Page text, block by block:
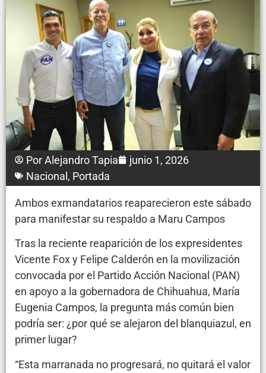
PorAlejandro Tapia
junio 1, 2026
Nacional , Portada
Ambos exmandatarios reaparecieron este sábado
para manifestar su respaldo a Maru Campos
Tras la reciente reaparición de los expresidentes
Vicente Fox y Felipe Calderón en la movilización
convocada por el Partido Acción Nacional (PAN)
en apoyo a la gobernadora de Chihuahua, María
Eugenia Campos, la pregunta más común bien
podría ser: ¿por qué se alejaron del blanquiazul, en
primer lugar?
“Esta marranada no progresará, no quitará el valor